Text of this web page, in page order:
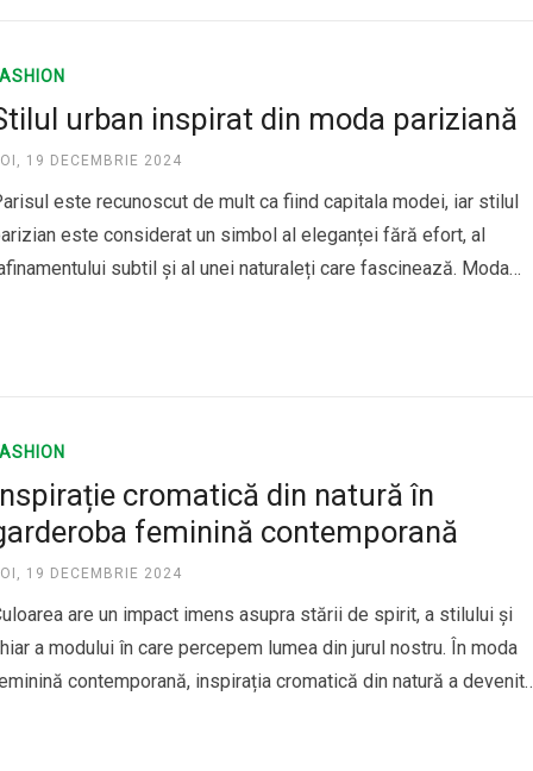
urban inspirat din moda pariziană
19 DECEMBRIE 2024
este recunoscut de mult ca fiind capitala modei, iar stilul
este considerat un simbol al eleganței fără efort, al
subtil și al unei naturaleți care fascinează. Moda
cromatică din natură în
feminină contemporană
19 DECEMBRIE 2024
are un impact imens asupra stării de spirit, a stilului și
a modului în care percepem lumea din jurul nostru. În moda
contemporană, inspirația cromatică din natură a devenit